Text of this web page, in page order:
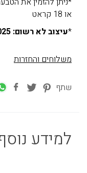
או 18 קראט
*עיצוב לא רשום: 02.01.2025
משלוחים והחזרות
שתף
למידע